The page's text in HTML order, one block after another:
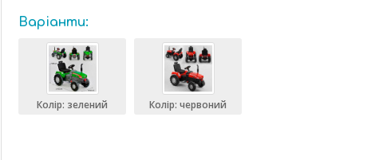
Варіанти:
Колір: зелений Колір: червоний